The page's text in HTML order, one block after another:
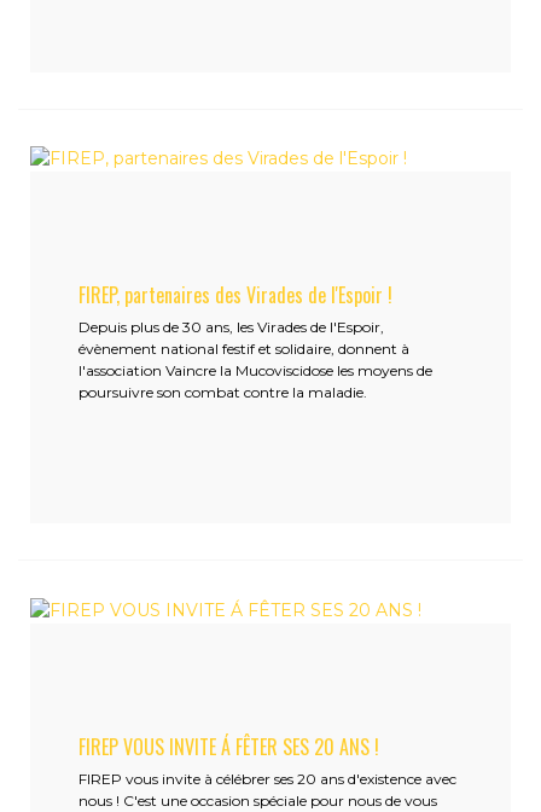
FIREP, partenaires des Virades de l'Espoir !
Depuis plus de 30 ans, les Virades de l'Espoir,
évènement national festif et solidaire, donnent à
l'association Vaincre la Mucoviscidose les moyens de
poursuivre son combat contre la maladie.
FIREP VOUS INVITE Á FÊTER SES 20 ANS !
FIREP vous invite à célébrer ses 20 ans d'existence avec
nous ! C'est une occasion spéciale pour nous de vous